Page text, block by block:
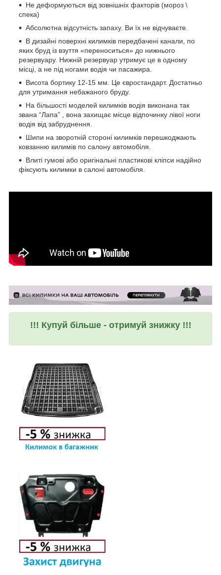
Не деформуються від зовнішніх факторів (мороз \
спека)
Абсолютна відсутність запаху. Ви їх не відчуваєте.
В дизайні поверхні килимків передбачені канали, по
яких бруд із взуття «переноситься» до нижнього
резервуару. Нижній резервуар утримує це в одному
місці, а не під ногами водія чи пасажира.
Висота бортику 12-15 мм. Це євростандарт. Достатньо
для утримання небажаного бруду.
На більшості моделей килимків водія виконана так
звана “Лапа” , вона захищає місце відпочинку лівої ноги
водія від забруднення.
Шипи на зворотній стороні килимків перешкоджають
ковзанню килимів по салону автомобіля.
Влиті гумові або оригінальні пластикові кліпси надійно
фіксують килимки в салоні автомобіля.
!!! Купуй більше - отримуй знижку !!!